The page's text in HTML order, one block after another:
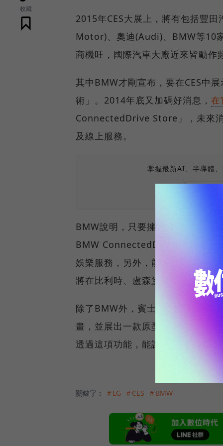
收藏
2015年CES大展上，將有包括豐
Motor)、奧迪(Audi)、BMW等10
商機旺，國際汽車大廠近來皆動作
其中BMW才剛宣布，要在CES中
術」。2014年底又加碼好消息， 在
ConnectedDrive Store」，未來
及線上服務。
掌握最新AI、半導體
BMW說明，只要擁有帳戶、再以
BMW ConnectedDrive Store中
娛樂服務，另外，能夠無線控制
將在比利時、盧森堡及德國上線
除了BMW外，賓士（Mercedes-
畫，並展出一款原型車。這項計劃
透過這項功能，能讓車道、路況更
關鍵字： ＃LG ＃CES ＃BMW